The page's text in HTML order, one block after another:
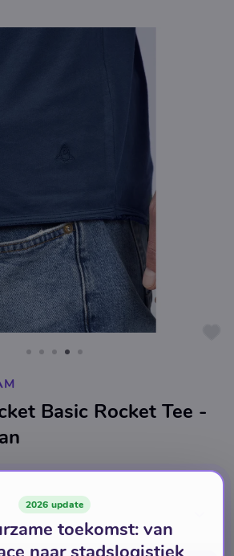
Basic Rocket Tee -
2026 update
toekomst: van